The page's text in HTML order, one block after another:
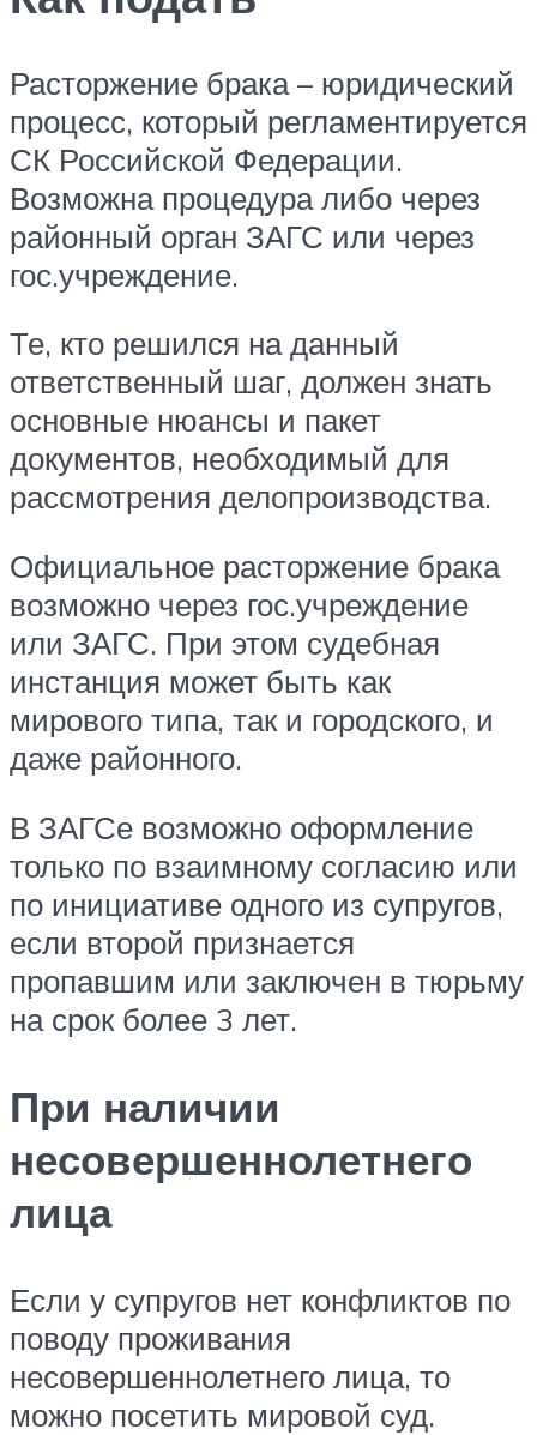
Расторжение брака – юридический
процесс, который регламентируется
СК Российской Федерации.
Возможна процедура либо через
районный орган ЗАГС или через
гос.учреждение.
Те, кто решился на данный
ответственный шаг, должен знать
основные нюансы и пакет
документов, необходимый для
рассмотрения делопроизводства.
Официальное расторжение брака
возможно через гос.учреждение
или ЗАГС. При этом судебная
инстанция может быть как
мирового типа, так и городского, и
даже районного.
В ЗАГСе возможно оформление
только по взаимному согласию или
по инициативе одного из супругов,
если второй признается
пропавшим или заключен в тюрьму
на срок более 3 лет.
При наличии
несовершеннолетнего
лица
Если у супругов нет конфликтов по
поводу проживания
несовершеннолетнего лица, то
можно посетить мировой суд.